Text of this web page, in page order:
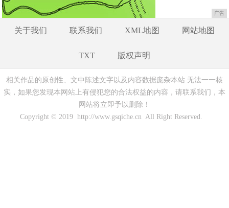
广告
关于我们 联系我们 XML地图 网站地图
TXT 版权声明
相关作品的原创性、文中陈述文字以及内容数据庞杂本站 无法一一核
实，如果您发现本网站上有侵犯您的合法权益的内容，请联系我们，本
网站将立即予以删除！
Copyright © 2019 http://www.gsqiche.cn All Right Reserved.